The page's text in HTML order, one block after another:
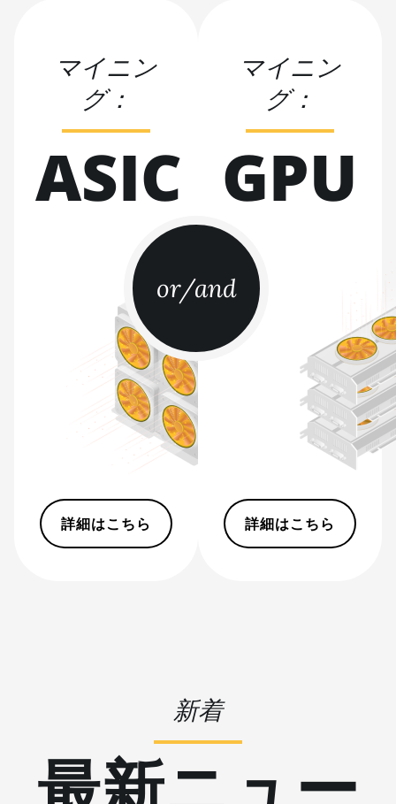
(200Th)
BITMAIN AntMiner S21 Hyd.
(335Th)
Immersion (301Th)
BITMAIN AntMiner S21 Pro
BITMAIN AntMiner S21 XP
BITMAIN AntMiner S21 XP
Hyd (473Th)
BITMAIN AntMiner S21 XP
Immersion (300Th)
BITMAIN AntMiner S21 XP+
Hyd (500Th)
BITMAIN AntMiner S21+
(319Th)
BITMAIN AntMiner S21e XP
BITMAIN AntMiner S9 SE
BITMAIN AntMiner S9i
BITMAIN AntMiner S9j
or/and
マイニン
グ：
ASIC
詳細はこちら
マイニン
グ：
GPU
詳細はこちら
新着